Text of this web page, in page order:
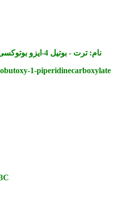
نام: ترت - بوتیل 4-ایزو بوتوکسی -1- پی پیریدین کربوکسیلات
1-piperidinecarboxylate